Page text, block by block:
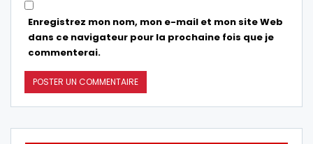
Enregistrez mon nom, mon e-mail et mon site Web
dans ce navigateur pour la prochaine fois que je
commenterai.